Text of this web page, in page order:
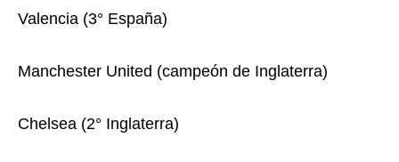
Valencia (3° España)
Manchester United (campeón de Inglaterra)
Chelsea (2° Inglaterra)